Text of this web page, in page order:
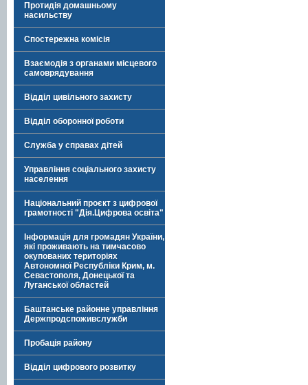
Протидія домашньому
насильству
Спостережна комісія
Взаємодія з органами місцевого
самоврядування
Відділ цивільного захисту
Відділ оборонної роботи
Служба у справах дітей
Управління соціального захисту
населення
Національний проєкт з цифрової
грамотності "Дія.Цифрова освіта"
Інформація для громадян України,
які проживають на тимчасово
окупованих територіях
Автономної Республіки Крим, м.
Севастополя, Донецької та
Луганської областей
Баштанське районне управління
Держпродспоживслужби
Пробація району
Відділ цифрового розвитку